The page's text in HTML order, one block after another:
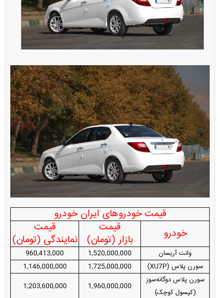
قیمت خودروهای ایران خودرو
خودرو
قیمت
بازار (تومان)
قیمت
نمایندگی (تومان)
وانت آریسان 1,520,000,000
960,413,000
سورن پلاس (XU7P)
1,725,000,000
1,146,000,000
سورن پلاس دوگانه‌سوز
(کپسول کوچک)
1,960,000,000
1,203,600,000